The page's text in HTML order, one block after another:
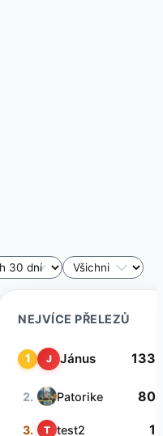
NEJVÍCE PŘELEZŮ
1 J Jánus 133
2. Patorike 80
3. T test2 1